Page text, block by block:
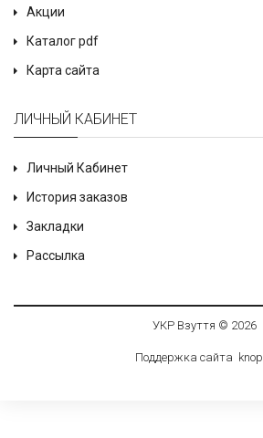
Акции
Каталог pdf
Карта сайта
ЛИЧНЫЙ КАБИНЕТ
Личный Кабинет
История заказов
Закладки
Рассылка
УКР Взуття © 2026
Поддержка сайта knop